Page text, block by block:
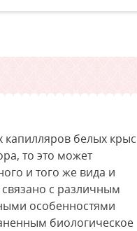
капилляров белых крыс
то это может
и того же вида и
с различным
особенностями
биологическое